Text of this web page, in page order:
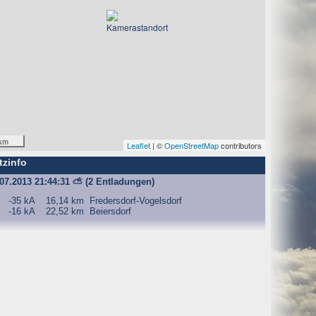
Leaflet | ©OpenStreetMapcontributors
21:44:31 ⛅ (2 Entladungen)
-35 kA 16,14 km
Fredersdorf-Vogelsdorf
-16 kA 22,52 km Beiersdorf